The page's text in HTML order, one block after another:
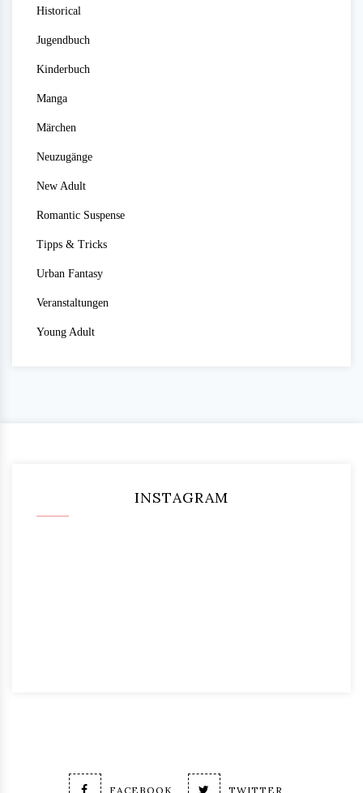
Historical
Jugendbuch
Kinderbuch
Manga
Märchen
Neuzugänge
New Adult
Romantic Suspense
Tipps & Tricks
Urban Fantasy
Veranstaltungen
Young Adult
INSTAGRAM
FACEBOOK TWITTER